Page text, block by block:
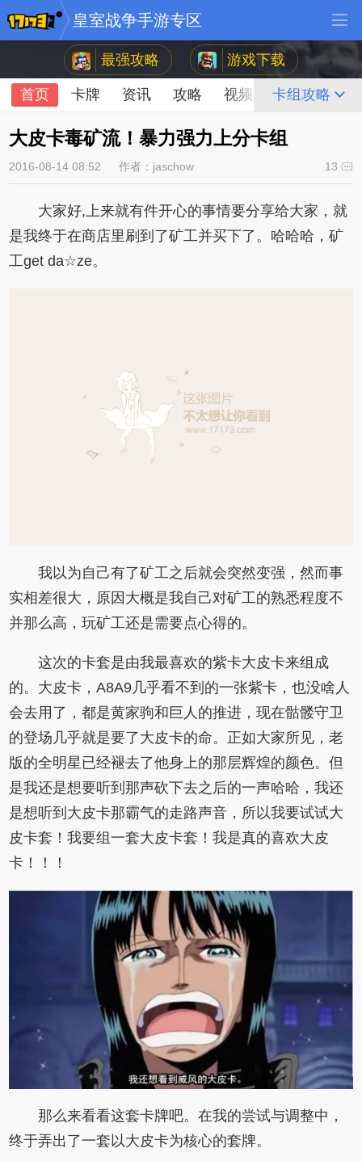
皇室战争手游专区
最强攻略 游戏下载
首页 卡牌 资讯 攻略 视频 论坛
卡组攻略
大皮卡毒矿流！暴力强力上分卡组
2016-08-14 08:52 作者：jaschow 13
大家好,上来就有件开心的事情要分享给大家，就
是我终于在商店里刷到了矿工并买下了。哈哈哈，矿
工get da☆ze。
我以为自己有了矿工之后就会突然变强，然而事
实相差很大，原因大概是我自己对矿工的熟悉程度不
并那么高，玩矿工还是需要点心得的。
这次的卡套是由我最喜欢的紫卡大皮卡来组成
的。大皮卡，A8A9几乎看不到的一张紫卡，也没啥人
会去用了，都是黄家驹和巨人的推进，现在骷髅守卫
的登场几乎就是要了大皮卡的命。正如大家所见，老
版的全明星已经褪去了他身上的那层辉煌的颜色。但
是我还是想要听到那声砍下去之后的一声哈哈，我还
是想听到大皮卡那霸气的走路声音，所以我要试试大
皮卡套！我要组一套大皮卡套！我是真的喜欢大皮
卡！！！
那么来看看这套卡牌吧。在我的尝试与调整中，
终于弄出了一套以大皮卡为核心的套牌。